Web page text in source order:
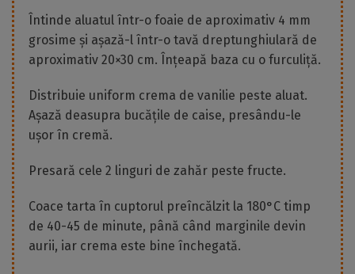
Întinde aluatul într-o foaie de aproximativ 4 mm
grosime și așază-l într-o tavă dreptunghiulară de
aproximativ 20×30 cm. Înțeapă baza cu o furculiță.
Distribuie uniform crema de vanilie peste aluat.
Așază deasupra bucățile de caise, presându-le
ușor în cremă.
Presară cele 2 linguri de zahăr peste fructe.
Coace tarta în cuptorul preîncălzit la 180°C timp
de 40-45 de minute, până când marginile devin
aurii, iar crema este bine închegată.